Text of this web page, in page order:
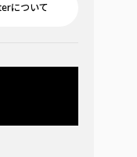
について